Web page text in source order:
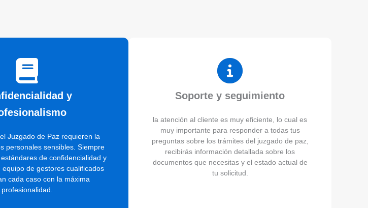
y
Juzgado de Paz requieren la
personales sensibles. Siempre
de confidencialidad y
de gestores cualificados
cada caso con la máxima
profesionalidad.
Soporte y seguimiento
la atención al cliente es muy eficiente, lo cual es
muy importante para responder a todas tus
preguntas sobre los trámites del juzgado de paz,
recibirás información detallada sobre los
documentos que necesitas y el estado actual de
tu solicitud.